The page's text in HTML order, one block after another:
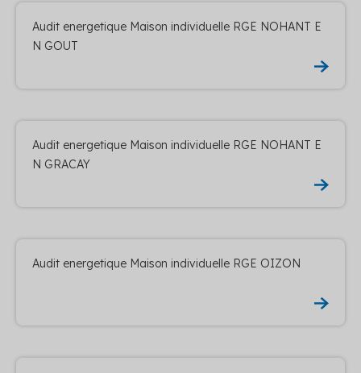
Audit energetique Maison individuelle RGE NOHANT E
N GOUT
Audit energetique Maison individuelle RGE NOHANT E
N GRACAY
Audit energetique Maison individuelle RGE OIZON